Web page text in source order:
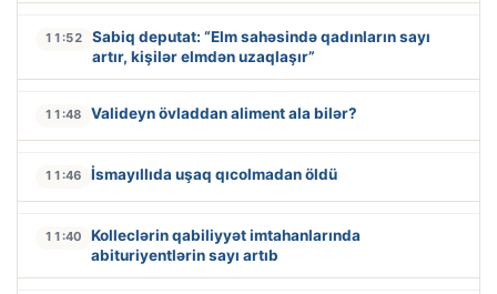
11:52
Sabiq deputat: “Elm sahəsində qadınların sayı
artır, kişilər elmdən uzaqlaşır”
11:48 Valideyn övladdan aliment ala bilər?
11:46 İsmayıllıda uşaq qıcolmadan öldü
11:40
Kolleclərin qabiliyyət imtahanlarında
abituriyentlərin sayı artıb